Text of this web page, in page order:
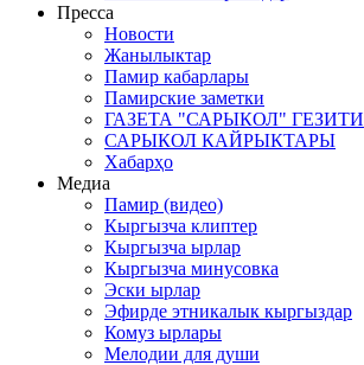
Пресса
Новости
Жанылыктар
Памир кабарлары
Памирские заметки
ГАЗЕТА "САРЫКОЛ" ГЕЗИТИ
САРЫКОЛ КАЙРЫКТАРЫ
Хабарҳо
Медиа
Памир (видео)
Кыргызча клиптер
Кыргызча ырлар
Кыргызча минусовка
Эски ырлар
Эфирде этникалык кыргыздар
Комуз ырлары
Мелодии для души